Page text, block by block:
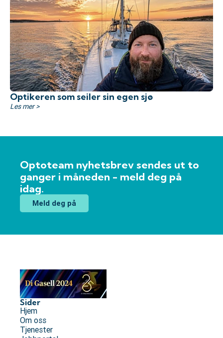
Optikeren som seiler sin egen sjø
Les mer >
Optoteam nyhetsbrev sendes ut to
ganger i måneden - meld deg på
idag.
Meld deg på
Sider
Hjem
Om oss
Tjenester